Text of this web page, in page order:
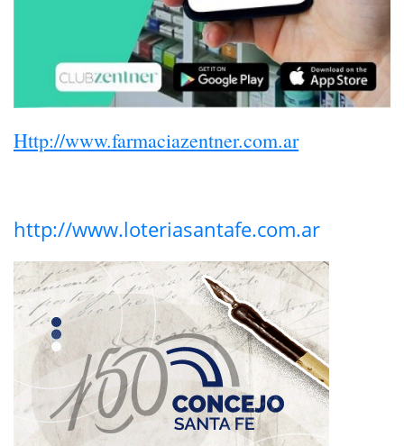
Http://www.farmaciazentner.com.ar
http://www.loteriasantafe.com.ar